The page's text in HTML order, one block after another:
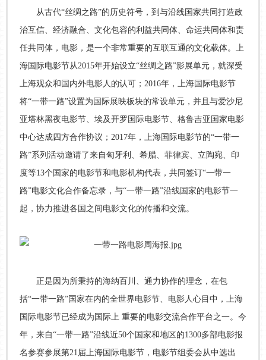
从古代“丝绸之路”的历史符号，到与沿线国家共同打造政
治互信、经济融合、文化包容的利益共同体、命运共同体和责
任共同体，电影，是一个非常重要的互联互通的文化载体。上
海国际电影节从2015年开始设立“丝绸之路”影展单元，就深受
上海观众和国内外电影人的认可；2016年，上海国际电影节
将“一带一路”设置为国际展映板块的常设单元，并且与爱沙尼
亚塔林黑夜电影节、埃及开罗国际电影节、格鲁吉亚国家电影
中心达成四方合作协议；2017年，上海国际电影节的“一带一
路”系列活动邀请了来自匈牙利、希腊、菲律宾、立陶宛、印
度等13个国家的电影节和电影机构代表，共同签订“一带一
路”电影文化合作备忘录，与“一带一路”沿线国家的电影节一
起，协力推进各国之间电影文化的传播和交流。
正是因为所秉持的海纳百川、通力协作的理念，在包
括“一带一路”国家在内的全世界电影节、电影人心目中，上海
国际电影节已经成为国际上 重要的电影交流合作平台之一。今
年，来自“一带一路”沿线近50个国家和地区的1300多部电影报
名参赛参展第21届上海国际电影节，电影节组委会从中选出